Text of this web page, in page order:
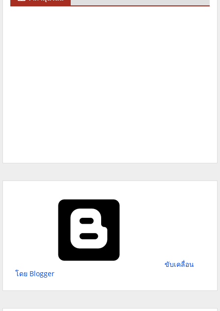
ขับเคลื่อน
โดย Blogger